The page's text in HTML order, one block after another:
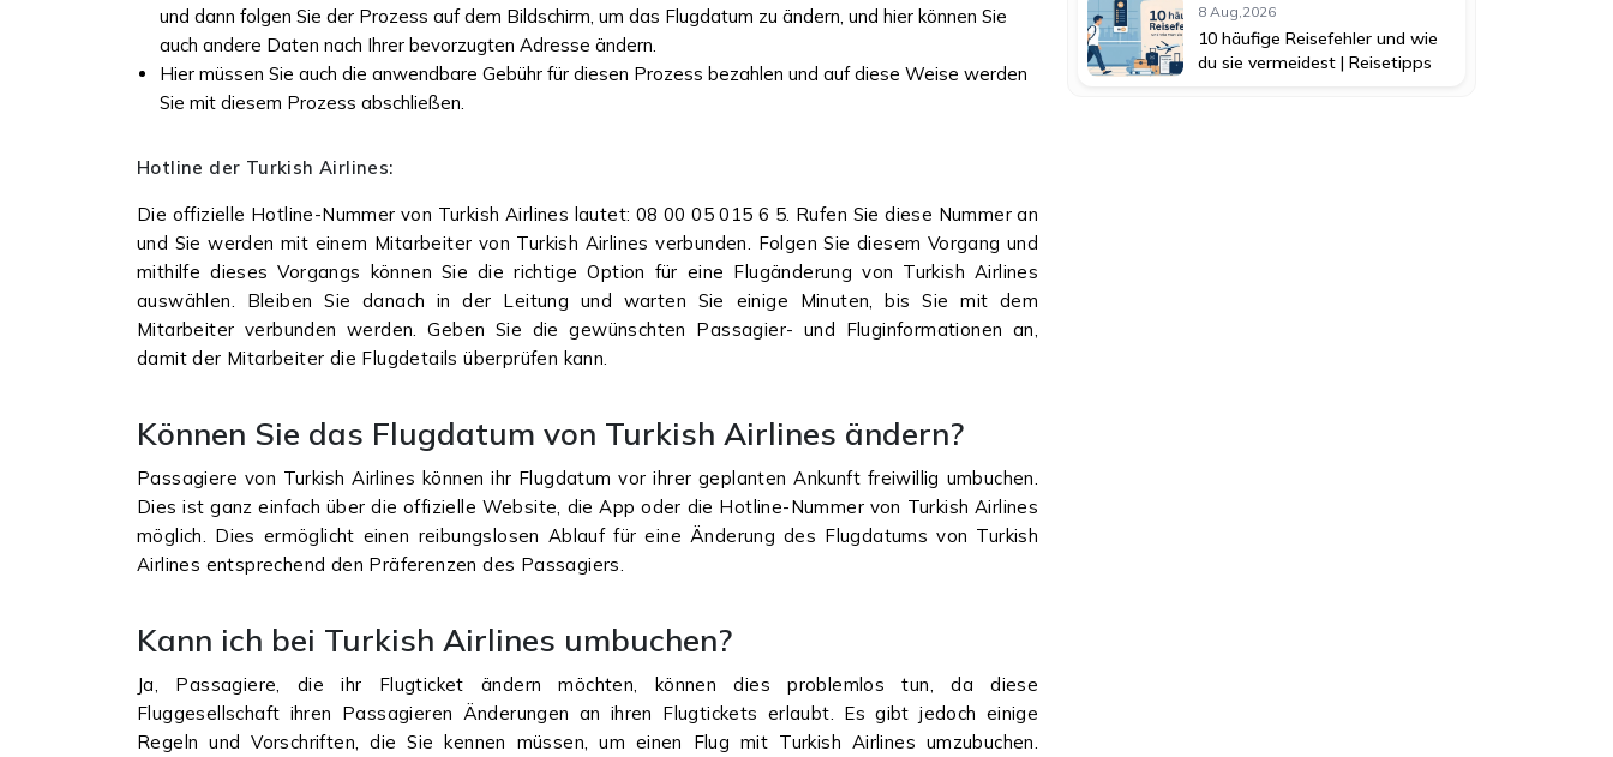
und dann folgen Sie der Prozess auf dem Bildschirm, um das Flugdatum zu ändern, und hier können Sie
auch andere Daten nach Ihrer bevorzugten Adresse ändern.
Hier müssen Sie auch die anwendbare Gebühr für diesen Prozess bezahlen und auf diese Weise werden
Sie mit diesem Prozess abschließen.
Hotline der Turkish Airlines:
Die offizielle Hotline-Nummer von Turkish Airlines lautet: 08 00 05 015 6 5. Rufen Sie diese Nummer an
und Sie werden mit einem Mitarbeiter von Turkish Airlines verbunden. Folgen Sie diesem Vorgang und
mithilfe dieses Vorgangs können Sie die richtige Option für eine Flugänderung von Turkish Airlines
auswählen. Bleiben Sie danach in der Leitung und warten Sie einige Minuten, bis Sie mit dem
Mitarbeiter verbunden werden. Geben Sie die gewünschten Passagier- und Fluginformationen an,
damit der Mitarbeiter die Flugdetails überprüfen kann.
Können Sie das Flugdatum von Turkish Airlines ändern?
Passagiere von Turkish Airlines können ihr Flugdatum vor ihrer geplanten Ankunft freiwillig umbuchen.
Dies ist ganz einfach über die offizielle Website, die App oder die Hotline-Nummer von Turkish Airlines
möglich. Dies ermöglicht einen reibungslosen Ablauf für eine Änderung des Flugdatums von Turkish
Airlines entsprechend den Präferenzen des Passagiers.
Kann ich bei Turkish Airlines umbuchen?
Ja, Passagiere, die ihr Flugticket ändern möchten, können dies problemlos tun, da diese
Fluggesellschaft ihren Passagieren Änderungen an ihren Flugtickets erlaubt. Es gibt jedoch einige
Regeln und Vorschriften, die Sie kennen müssen, um einen Flug mit Turkish Airlines umzubuchen.
8 Aug,2026
10 häufige Reisefehler und wie
du sie vermeidest | Reisetipps